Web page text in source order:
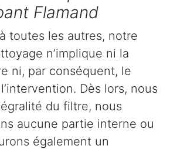
Flamand
toutes les autres, notre
n’implique ni la
ni, par conséquent, le
Dès lors, nous
du filtre, nous
aucune partie interne ou
également un